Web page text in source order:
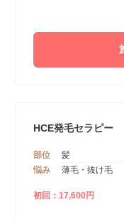
HCE発毛セラピー
部位
髪
悩み
薄毛・抜け毛
初回：17,600円